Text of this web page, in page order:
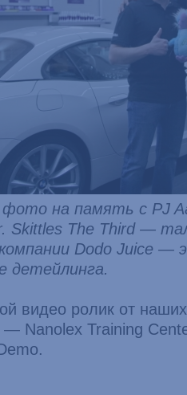
фото на память с PJ
Skittles The Third —
Dodo Juice —
детейлинга.
видео ролик от наших
Nanolex Training